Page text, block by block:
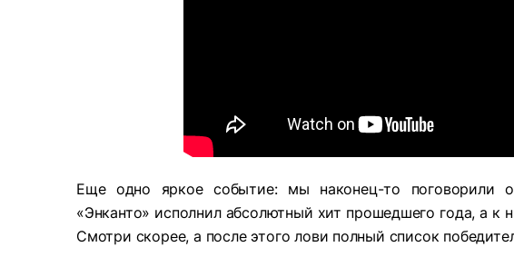
Еще одно яркое событие: мы наконец-то поговорили
«Энканто» исполнил абсолютный хит прошедшего года, а к
Смотри скорее, а после этого лови полный список